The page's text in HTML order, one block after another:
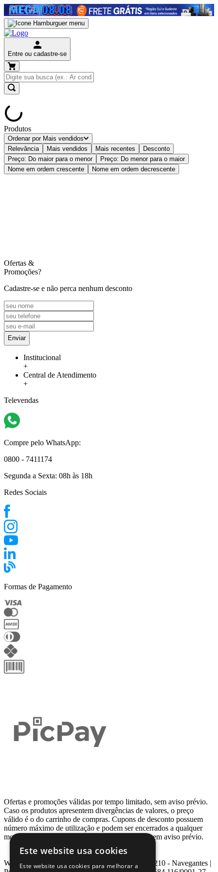
Entre ou cadastre-se
Produtos
Ordenar por Mais vendidos
Relevância
Mais vendidos Mais recentes
Desconto
Preço: Do maior para o menor
Preço: Do menor para o maior
Nome em ordem crescente
Nome em ordem decrescente
Ofertas &
Promoções?
Cadastre-se e não perca nenhum desconto
Enviar
Institucional
+
Central de Atendimento
+
Televendas
Compre pelo WhatsApp:
0800 - 7411174
Segunda a Sexta: 08h às 18h
Redes Sociais
Formas de Pagamento
Ofertas e promoções válidas por tempo limitado, sem aviso prévio.
Caso os produtos apresentem divergências de valores, o preço
válido é o do carrinho de compras. Cupons de desconto possuem
número máximo de utilização e podem ser encerrados a qualquer
momento, de acordo com sua disponibilidade e sem aviso prévio.
Webcontinental LTDA | Travessa Venezuela, Nº 210 - Navegantes |
Este website usa cookies
Este website usa cookies para melhorar a